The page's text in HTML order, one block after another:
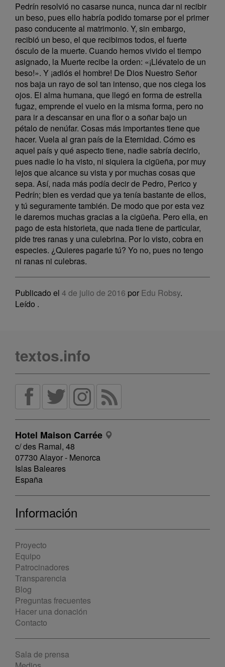
Pedrín resolvió no casarse nunca, nunca dar ni recibir
un beso, pues ello habría podido tomarse por el primer
paso conducente al matrimonio. Y, sin embargo,
recibió un beso, el que recibimos todos, el fuerte
ósculo de la muerte. Cuando hemos vivido el tiempo
asignado, la Muerte recibe la orden: «¡Llévatelo de un
beso!». Y ¡adiós el hombre! De Dios Nuestro Señor
nos baja un rayo de sol tan intenso, que nos ciega los
ojos. El alma humana, que llegó en forma de estrella
fugaz, emprende el vuelo en la misma forma, pero no
para ir a descansar en una flor o a soñar bajo un
pétalo de nenúfar. Cosas más importantes tiene que
hacer. Vuela al gran país de la Eternidad. Cómo es
aquel país y qué aspecto tiene, nadie sabría decirlo,
pues nadie lo ha visto, ni siquiera la cigüeña, por muy
lejos que alcance su vista y por muchas cosas que
sepa. Así, nada más podía decir de Pedro, Perico y
Pedrín; bien es verdad que ya tenía bastante de ellos,
y tú seguramente también. De modo que por esta vez
le daremos muchas gracias a la cigüeña. Pero ella, en
pago de esta historieta, que nada tiene de particular,
pide tres ranas y una culebrina. Por lo visto, cobra en
especies. ¿Quieres pagarle tú? Yo no, pues no tengo
ni ranas ni culebras.
Publicado el 4 de julio de 2016 por Edu Robsy.
Leído .
textos.info
Hotel Maison Carrée
c/ des Ramal, 48
07730 Alayor - Menorca
Islas Baleares
España
Información
Proyecto
Equipo
Patrocinadores
Transparencia
Blog
Preguntas frecuentes
Hacer una donación
Contacto
Sala de prensa